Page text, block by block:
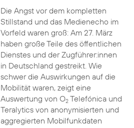
Die Angst vor dem kompletten
Stillstand und das Medienecho im
Vorfeld waren groß: Am 27. März
haben große Teile des öffentlichen
Dienstes und der Zugführer:innen
in Deutschland gestreikt. Wie
schwer die Auswirkungen auf die
Mobilität waren, zeigt eine
Auswertung von O2Telefónica und
Teralytics von anonymisierten und
aggregierten Mobilfunkdaten